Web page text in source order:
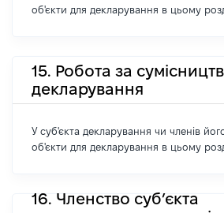
об'єкти для декларування в цьому
15. Робота за
декларування
У суб'єкта декларування чи членів його
об'єкти для декларування в цьому
16. Членство суб’єкта